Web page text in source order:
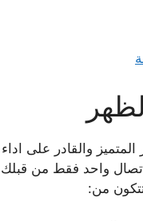
والقادر على
واحد فقط من
من: